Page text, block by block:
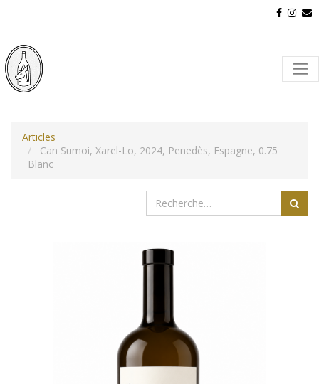
Articles
Can Sumoi, Xarel-Lo, 2024, Penedès, Espagne, 0.75
Blanc